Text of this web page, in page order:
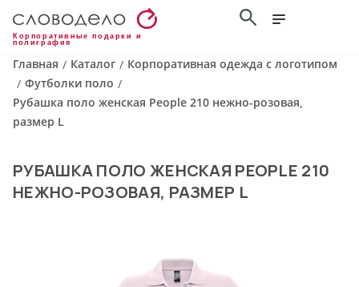
Корпоративные подарки и
полиграфия
Главная / Каталог / Корпоративная одежда с логотипом
/ Футболки поло /
Рубашка поло женская People 210 нежно-розовая,
размер L
РУБАШКА ПОЛО ЖЕНСКАЯ PEOPLE 210
НЕЖНО-РОЗОВАЯ, РАЗМЕР L